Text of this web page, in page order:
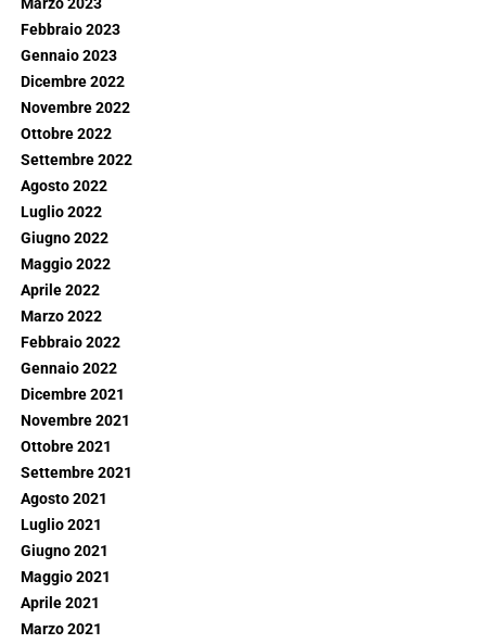
Marzo 2023
Febbraio 2023
Gennaio 2023
Dicembre 2022
Novembre 2022
Ottobre 2022
Settembre 2022
Agosto 2022
Luglio 2022
Giugno 2022
Maggio 2022
Aprile 2022
Marzo 2022
Febbraio 2022
Gennaio 2022
Dicembre 2021
Novembre 2021
Ottobre 2021
Settembre 2021
Agosto 2021
Luglio 2021
Giugno 2021
Maggio 2021
Aprile 2021
Marzo 2021